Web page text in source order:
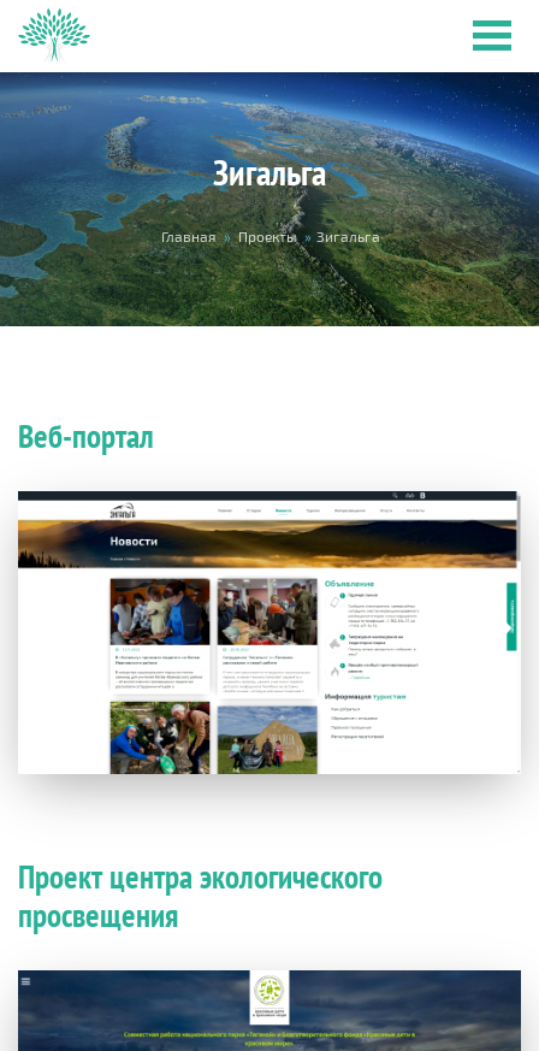
Перейти к основному содержанию
Зигальга
Вы здесь Главная » Проекты » Зигальга
Веб-портал
Проект центра экологического
просвещения